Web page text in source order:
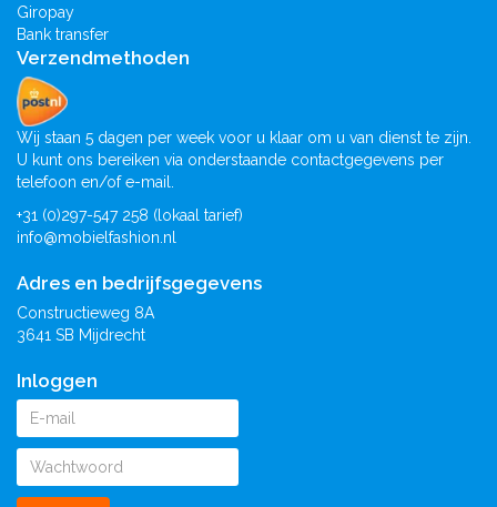
Giropay
Bank transfer
Verzendmethoden
Wij staan 5 dagen per week voor u klaar om u van dienst te zijn.
U kunt ons bereiken via onderstaande contactgegevens per
telefoon en/of e-mail.
+31 (0)297-547 258 (lokaal tarief)
info@mobielfashion.nl
Adres en bedrijfsgegevens
Constructieweg 8A
3641 SB Mijdrecht
Inloggen